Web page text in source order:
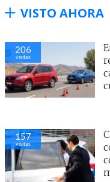
VISTO AHORA
206
visitas
157
visitas